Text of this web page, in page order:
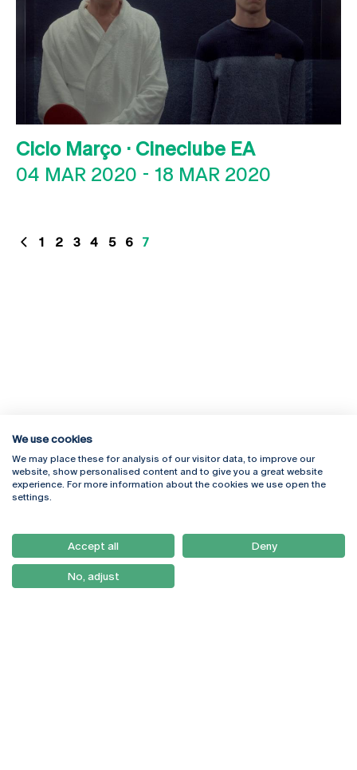
Ciclo Março · Cineclube EA
04 MAR 2020 - 18 MAR 2020
1 2 3 4 5 6 7
Rua Diogo Botelho 1327
4169-005 Porto
Email:artes@ucp.pt
Campus Online
We use cookies
We may place these for analysis of our visitor data, to improve our
website, show personalised content and to give you a great website
experience. For more information about the cookies we use open the
settings.
Accept all Deny
No, adjust